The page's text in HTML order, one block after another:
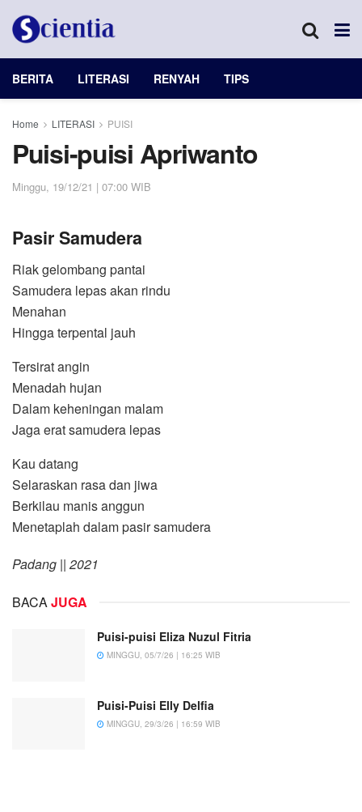
BERITA LITERASI RENYAH TIPS
Home LITERASI PUISI
Puisi-puisi Apriwanto
Minggu, 19/12/21 | 07:00 WIB
Pasir Samudera
Riak gelombang pantai
Samudera lepas akan rindu
Menahan
Hingga terpental jauh
Tersirat angin
Menadah hujan
Dalam keheningan malam
Jaga erat samudera lepas
Kau datang
Selaraskan rasa dan jiwa
Berkilau manis anggun
Menetaplah dalam pasir samudera
Padang || 2021
BACAJUGA
Puisi-puisi Eliza Nuzul Fitria
MINGGU, 05/7/26 | 16:25 WIB
Puisi-Puisi Elly Delfia
MINGGU, 29/3/26 | 16:59 WIB